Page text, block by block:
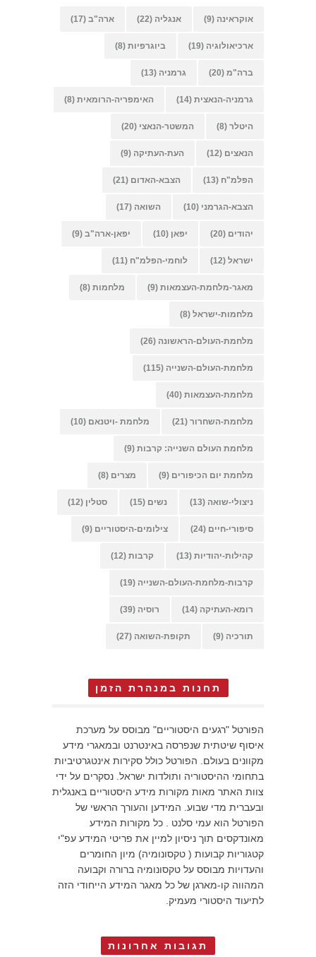
אוקראינה (9) אנגליה (22) ארה"ב (17)
ארכיאולוגיה (19) ביוגרפיות (8)
ברה"מ (20) גרמניה (13)
גרמניה-הנאצית (14) האימפריה-הרומאית (8)
היטלר (8) המשטר-הנאצי (20)
הנאצים (12) העת-העתיקה (9)
הפלמ"ח (13) הצבא-האדום (21)
הצבא-הגרמני (10) השואה (17)
יהודים (20) יפאן (10) יפאן-ארה"ב (9)
ישראל (12) לוחמי-הפלמ"ח (11)
מאגר-מלחמת-העצמאות (9) מלחמות (8)
מלחמות-ישראל (8)
מלחמת-העולם-הראשונה (26)
מלחמת-העולם-השנייה (115)
מלחמת-העצמאות (40)
מלחמת-השחרור (21) מלחמת -ויטנאם (10)
מלחמת העולם השנייה: קרבות (9)
מלחמת יום הכיפורים (9) מצרים (8)
ניצולי-שואה (13) נשים (15) סטלין (12)
סיפורי-חיים (24) צילומים-היסטוריים (9)
קהילות-יהודיות (13) קרבות (12)
קרבות-מלחמת-העולם-השנייה (19)
רומא-העתיקה (14) רוסיה (39)
תורכיה (9) תקופת-השואה (27)
תחנות במנהרת הזמן
הפורטל "רגעים היסטוריים" מבוסס על מערכת
איסוף שיטתית שנפרסה באינטרנט ובמאגרי מידע
מקוונים בעולם. הפורטל כולל סקירות אינטגרטיביות
בתחומי ההיסטוריה ותולדות ישראל. נסקרים על ידי
צוות האתר מאות מקורות מידע היסטוריים באנגלית
ובעברית מדי שבוע. המידען והעורך הראשי של
הפורטל הוא עמי סלנט . כל מקורות המידע
מאונדקסים תוך ניסיון למיין את פריטי המידע עפ"י
קטגוריות קבועות ( טקסונומיה) מיון החומרים
והעדויות מבוסס על טקסונומיה ברורה וקבועה
המהווה קו-מארגן של כל מאגר המידע הייחודי הזה
לתיעוד היסטורי מעמיק.
תגובות אחרונות